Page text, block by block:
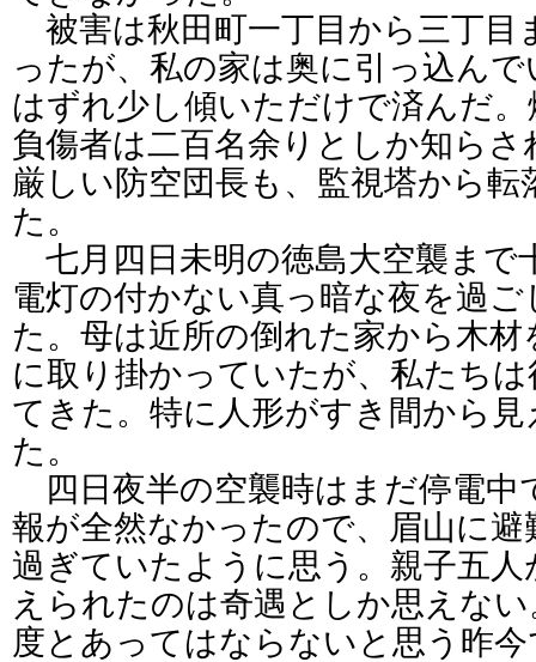
被害は秋田町一丁目から三丁目
ったが、私の家は奥に引っ込ん
はずれ少し傾いただけで済んだ
負傷者は二百名余りとしか知ら
厳しい防空団長も、監視塔から
た。
七月四日未明の徳島大空襲まで
電灯の付かない真っ暗な夜を過
た。母は近所の倒れた家から木
に取り掛かっていたが、私たち
てきた。特に人形がすき間から
た。
四日夜半の空襲時はまだ停電中
報が全然なかったので、眉山に
過ぎていたように思う。親子五
えられたのは奇遇としか思えな
度とあってはならないと思う昨